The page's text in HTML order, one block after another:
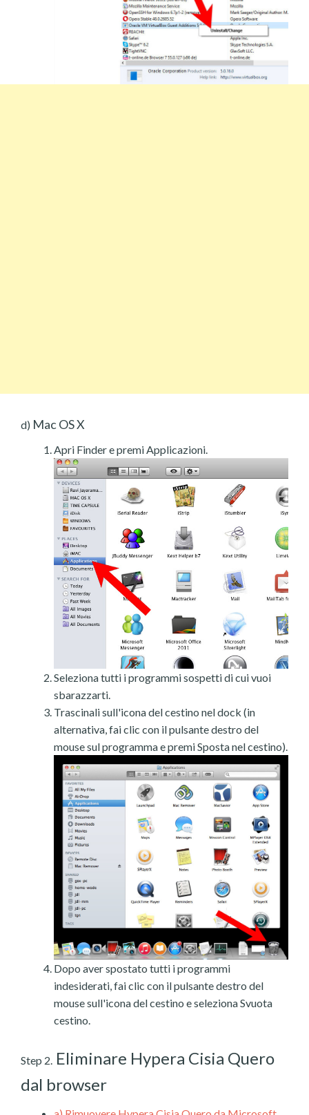
d) Mac OS X
Apri Finder e premi Applicazioni.
Seleziona tutti i programmi sospetti di cui vuoi
sbarazzarti.
Trascinali sull'icona del cestino nel dock (in
alternativa, fai clic con il pulsante destro del
mouse sul programma e premi Sposta nel cestino).
Dopo aver spostato tutti i programmi
indesiderati, fai clic con il pulsante destro del
mouse sull'icona del cestino e seleziona Svuota
cestino.
Step 2. Eliminare Hypera Cisia Quero
dal browser